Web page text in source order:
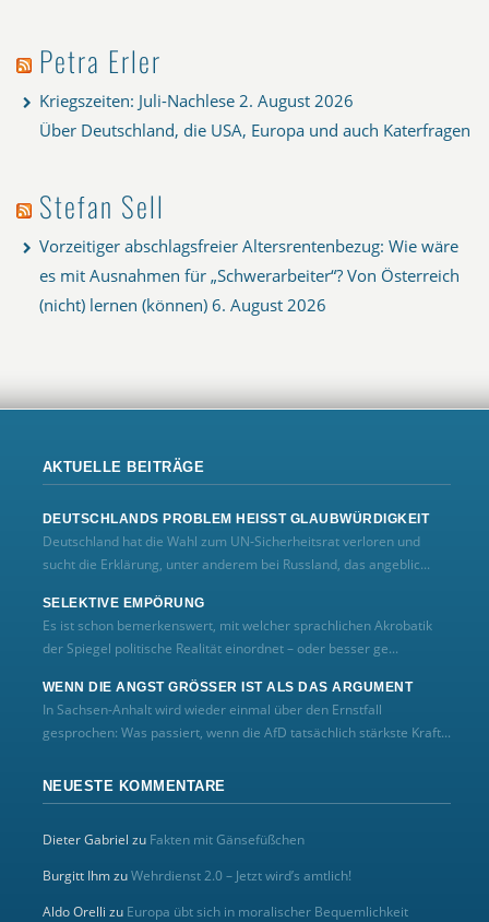
Petra Erler
Kriegszeiten: Juli-Nachlese 2. August 2026
Über Deutschland, die USA, Europa und auch Katerfragen
Stefan Sell
Vorzeitiger abschlagsfreier Altersrentenbezug: Wie wäre
es mit Ausnahmen für „Schwerarbeiter“? Von Österreich
(nicht) lernen (können) 6. August 2026
AKTUELLE BEITRÄGE
DEUTSCHLANDS PROBLEM HEISST GLAUBWÜRDIGKEIT
Deutschland hat die Wahl zum UN‑Sicherheitsrat verloren und
sucht die Erklärung, unter anderem bei Russland, das angeblic...
SELEKTIVE EMPÖRUNG
Es ist schon bemerkenswert, mit welcher sprachlichen Akrobatik
der Spiegel politische Realität einordnet – oder besser ge...
WENN DIE ANGST GRÖSSER IST ALS DAS ARGUMENT
In Sachsen-Anhalt wird wieder einmal über den Ernstfall
gesprochen: Was passiert, wenn die AfD tatsächlich stärkste Kraft...
NEUESTE KOMMENTARE
Dieter Gabriel zu Fakten mit Gänsefüßchen
Burgitt IhmzuWehrdienst 2.0 – Jetzt wird’s amtlich!
Aldo Orelli zu Europa übt sich in moralischer Bequemlichkeit